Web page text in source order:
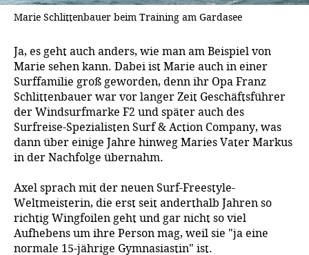
Marie Schlittenbauer beim Training am Gardasee
Ja, es geht auch anders, wie man am Beispiel von
Marie sehen kann. Dabei ist Marie auch in einer
Surffamilie groß geworden, denn ihr Opa Franz
Schlittenbauer war vor langer Zeit Geschäftsführer
der Windsurfmarke F2 und später auch des
Surfreise-Spezialisten Surf & Action Company, was
dann über einige Jahre hinweg Maries Vater Markus
in der Nachfolge übernahm.
Axel sprach mit der neuen Surf-Freestyle-
Weltmeisterin, die erst seit anderthalb Jahren so
richtig Wingfoilen geht und gar nicht so viel
Aufhebens um ihre Person mag, weil sie "ja eine
normale 15-jährige Gymnasiastin" ist.